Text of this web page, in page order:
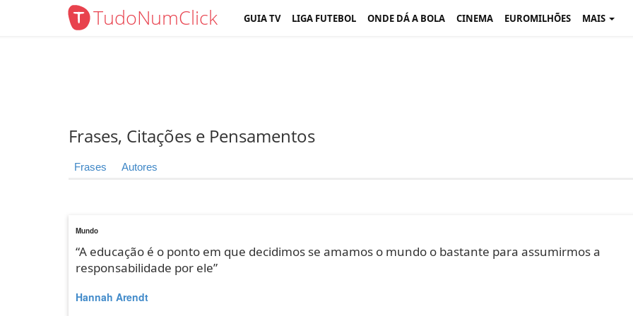
TudoNumClick GUIA TV LIGA FUTEBOL ONDE DÁ A BOLA CINEMA EUROMILHÕES MAIS
Frases, Citações e Pensamentos
Frases Autores
Mundo
“A educação é o ponto em que decidimos se amamos o mundo o bastante para assumirmos a
responsabilidade por ele”
Hannah Arendt